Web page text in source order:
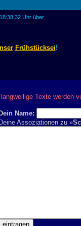
Uhr über
Frühstücksei!
Texte werden
Dein Name:
Deine Assoziationen zu »